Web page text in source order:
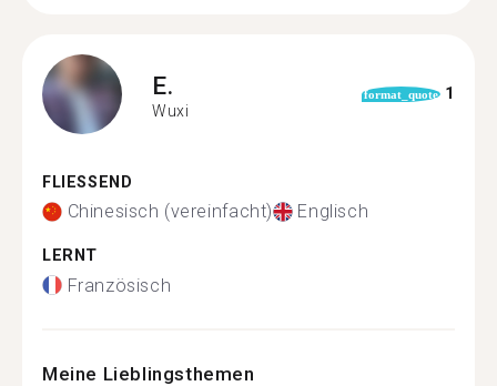
E.
Wuxi
format_quote 1
FLIESSEND
Chinesisch (vereinfacht) Englisch
LERNT
Französisch
Meine Lieblingsthemen